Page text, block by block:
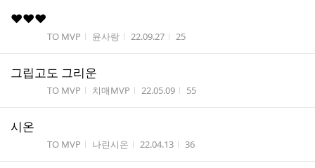
페
뉴
글
트
❤❤❤
TO MVP 작성자
윤사랑 작성시간
22.09.27 조회수
25
그립고도 그리운
TO MVP 작성자
치매MVP 작성시간
22.05.09 조회수
55
시온
TO MVP 작성자
나린시온 작성시간
22.04.13 조회수
36